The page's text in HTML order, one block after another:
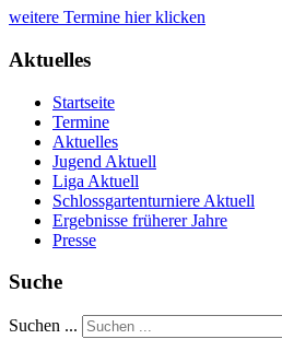
weitere Termine hier klicken
Aktuelles
Startseite
Termine
Aktuelles
Jugend Aktuell
Liga Aktuell
Schlossgartenturniere Aktuell
Ergebnisse früherer Jahre
Presse
Suche
Suchen ...